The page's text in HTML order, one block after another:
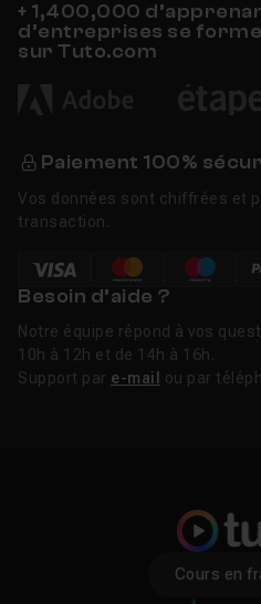
+ 1,400,000
d’entreprises se
sur Tuto.com
Paiement 100%
Vos données sont chiffrées et
transaction.
Besoin d’aide ?
Notre équipe répond à vos
10h à 12h et de 14h à 16h.
Support par e-mail ou par
Cours en